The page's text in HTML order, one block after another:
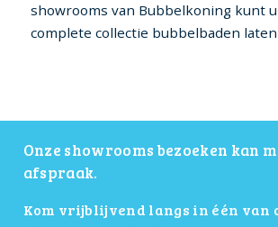
showrooms van Bubbelkoning kunt
complete collectie bubbelbaden
Onze showrooms bezoeken kan
afspraak.
Kom vrijblijvend langs in één van